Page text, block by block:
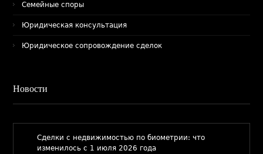
Семейные споры
Юридическая консультация
Юридическое сопровождение сделок
Новости
​Сделки с недвижимостью по биометрии: что
изменилось с 1 июля 2026 года